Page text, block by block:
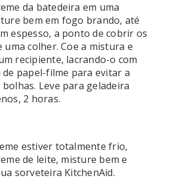
da batedeira em uma
bem em fogo brando, até
espesso, a ponto de cobrir os
uma colher. Coe a mistura e
recipiente, lacrando-o com
de papel-filme para evitar a
Leve para geladeira
2 horas.
estiver totalmente frio,
de leite, misture bem e
sorveteira KitchenAid.